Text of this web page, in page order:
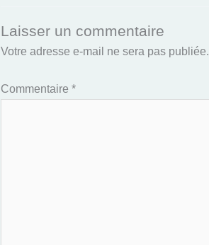
Laisser un commentaire
Votre adresse e-mail ne sera pas publiée.
Commentaire *